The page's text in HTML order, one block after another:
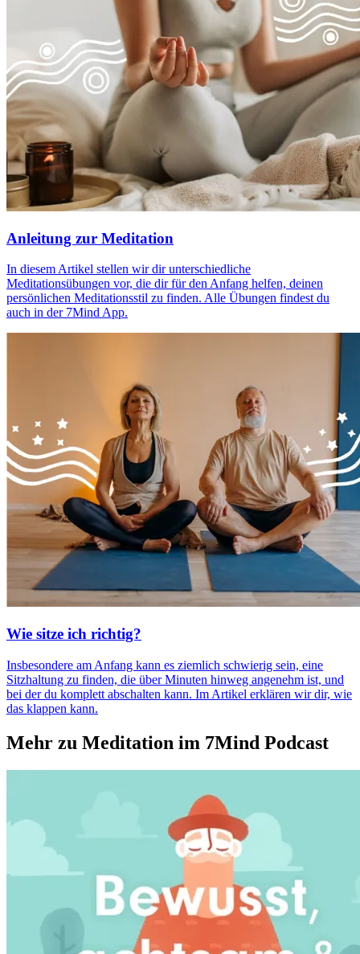
Anleitung zur Meditation
In diesem Artikel stellen wir dir unterschiedliche
Meditationsübungen vor, die dir für den Anfang helfen, deinen
persönlichen Meditationsstil zu finden. Alle Übungen findest du
auch in der 7Mind App.
Wie sitze ich richtig?
Insbesondere am Anfang kann es ziemlich schwierig sein, eine
Sitzhaltung zu finden, die über Minuten hinweg angenehm ist, und
bei der du komplett abschalten kann. Im Artikel erklären wir dir, wie
das klappen kann.
Mehr zu Meditation im 7Mind Podcast